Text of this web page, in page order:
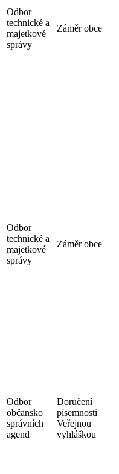
Odbor
technické a
majetkové
správy
Záměr obce
Odbor
technické a
majetkové
správy
Záměr obce
Odbor
občansko
správních
agend
Doručení
písemnosti
Veřejnou
vyhláškou